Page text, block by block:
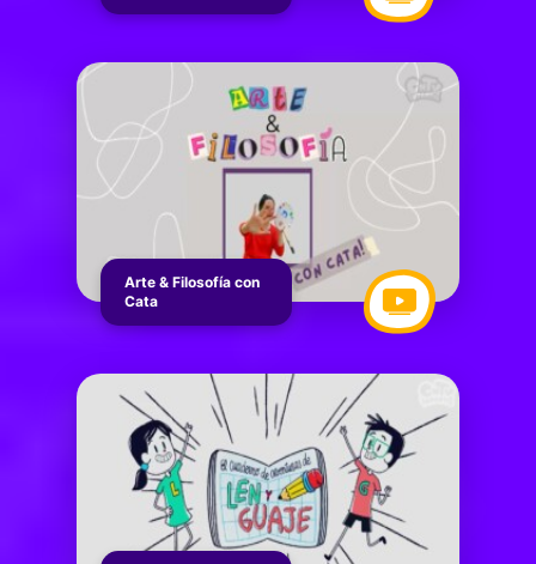
Arte & Filosofía con
Cata